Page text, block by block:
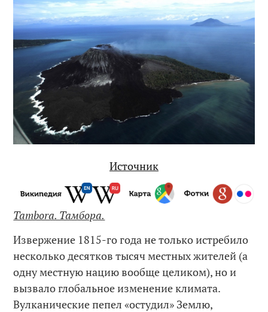
Источник
Tambora. Тамбора.
Извержение 1815-го года не только истребило
несколько десятков тысяч местных жителей (а
одну местную нацию вообще целиком), но и
вызвало глобальное изменение климата.
Вулканические пепел «остудил» Землю,